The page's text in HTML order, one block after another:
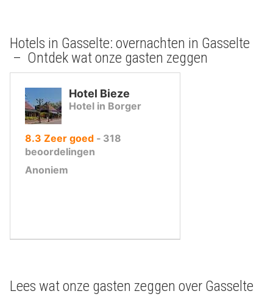
Hotels in Gasselte: overnachten in Gasselte
– Ontdek wat onze gasten zeggen
Hotel Bieze
Hotel in Borger
8.3 uit
10
Zeer goed ‐ 318
beoordelingen
Anoniem
Lees wat onze gasten zeggen over Gasselte